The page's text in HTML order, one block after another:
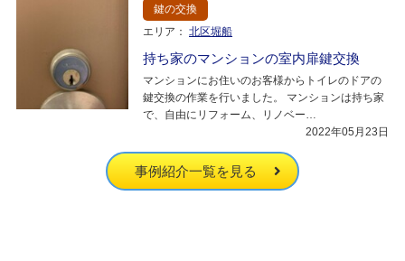
鍵の交換
エリア： 北区堀船
持ち家のマンションの室内扉鍵交換
マンションにお住いのお客様からトイレのドアの
鍵交換の作業を行いました。 マンションは持ち家
で、自由にリフォーム、リノベー…
2022年05月23日
事例紹介一覧を見る